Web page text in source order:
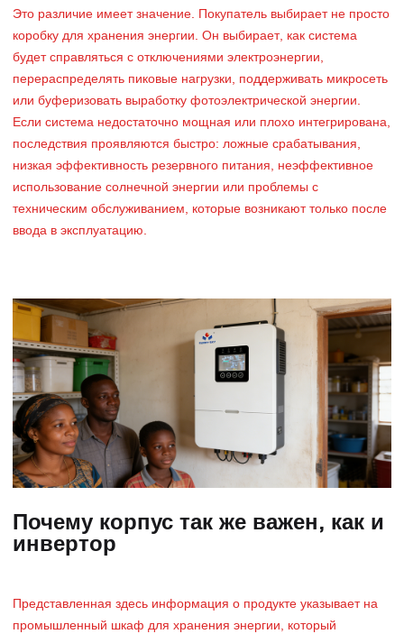
Это различие имеет значение. Покупатель выбирает не просто
коробку для хранения энергии. Он выбирает, как система
будет справляться с отключениями электроэнергии,
перераспределять пиковые нагрузки, поддерживать микросеть
или буферизовать выработку фотоэлектрической энергии.
Если система недостаточно мощная или плохо интегрирована,
последствия проявляются быстро: ложные срабатывания,
низкая эффективность резервного питания, неэффективное
использование солнечной энергии или проблемы с
техническим обслуживанием, которые возникают только после
ввода в эксплуатацию.
Почему корпус так же важен, как и
инвертор
Представленная здесь информация о продукте указывает на
промышленный шкаф для хранения энергии, который